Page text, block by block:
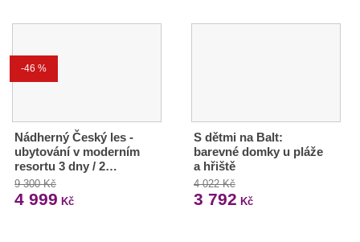
-46 %
Nádherný Český les -
ubytování v moderním
resortu 3 dny / 2…
9 300 Kč
4 999 Kč
S dětmi na Balt:
barevné domky u pláže
a hřiště
4 022 Kč
3 792 Kč